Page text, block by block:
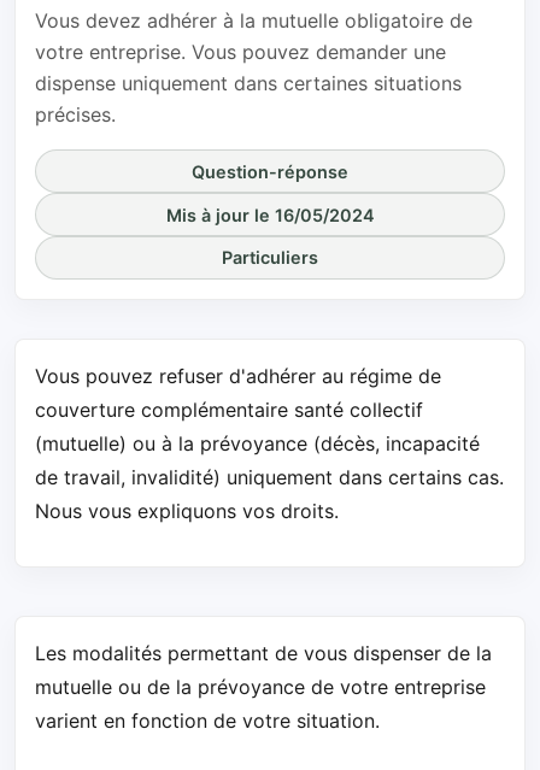
Vous devez adhérer à la mutuelle obligatoire de
votre entreprise. Vous pouvez demander une
dispense uniquement dans certaines situations
précises.
Question-réponse
Mis à jour le 16/05/2024
Particuliers
Vous pouvez refuser d'adhérer au régime de
couverture complémentaire santé collectif
(mutuelle) ou à la prévoyance (décès, incapacité
de travail, invalidité) uniquement dans certains cas.
Nous vous expliquons vos droits.
Les modalités permettant de vous dispenser de la
mutuelle ou de la prévoyance de votre entreprise
varient en fonction de votre situation.